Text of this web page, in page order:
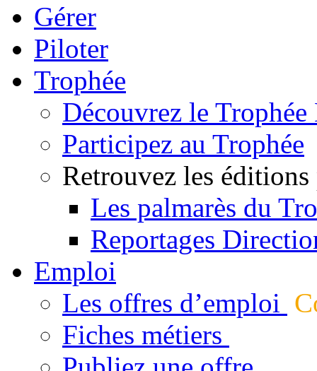
Gérer
Piloter
Trophée
Découvrez le
Participez au Trophée
Retrouvez les éditions
Les palmarès du
Reportages
Emploi
Les offres d’emploi
Fiches métiers